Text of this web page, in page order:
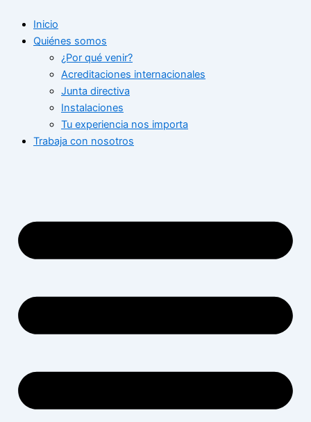
contenido
Inicio
Quiénes somos
¿Por qué venir?
Acreditaciones internacionales
Junta directiva
Instalaciones
Tu experiencia nos importa
Trabaja con nosotros